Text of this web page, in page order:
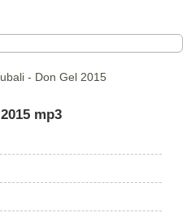
- Don Gel 2015
mp3